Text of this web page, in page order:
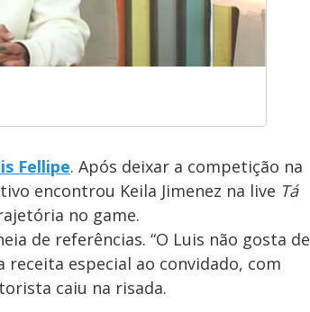
Fellipe. Após deixar a competição na
encontrou Keila Jimenez na live Tá
no game.
de referências. “O Luis não gosta de
especial ao convidado, com
caiu na risada.